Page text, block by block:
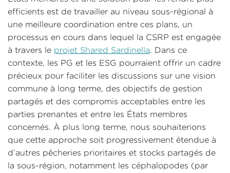
efficients est de travailler au niveau sous-régional à
une meilleure coordination entre ces plans, un
processus en cours dans lequel la CSRP est engagée
à travers le projet Shared Sardinella. Dans ce
contexte, les PG et les ESG pourraient offrir un cadre
précieux pour faciliter les discussions sur une vision
commune à long terme, des objectifs de gestion
partagés et des compromis acceptables entre les
parties prenantes et entre les États membres
concernés. À plus long terme, nous souhaiterions
que cette approche soit progressivement étendue à
d’autres pêcheries prioritaires et stocks partagés de
la sous-région, notamment les céphalopodes (par